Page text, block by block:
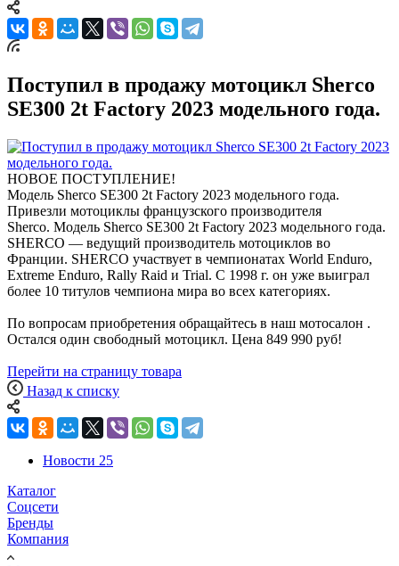
Поступил в продажу мотоцикл Sherco
SE300 2t Factory 2023 модельного года.
НОВОЕ ПОСТУПЛЕНИЕ!
Модель Sherco SE300 2t Factory 2023 модельного года.
Привезли мотоциклы французского производителя
Sherco. Модель Sherco SE300 2t Factory 2023 модельного года.
SHERCO — ведущий производитель мотоциклов во
Франции. SHERCO участвует в чемпионатах World Enduro,
Extreme Enduro, Rally Raid и Trial. С 1998 г. он уже выиграл
более 10 титулов чемпиона мира во всех категориях.
По вопросам приобретения обращайтесь в наш мотосалон .
Остался один свободный мотоцикл. Цена 849 990 руб!
Перейти на страницу товара
Назад к списку
Новости 25
Каталог
Соцсети
Бренды
Компания